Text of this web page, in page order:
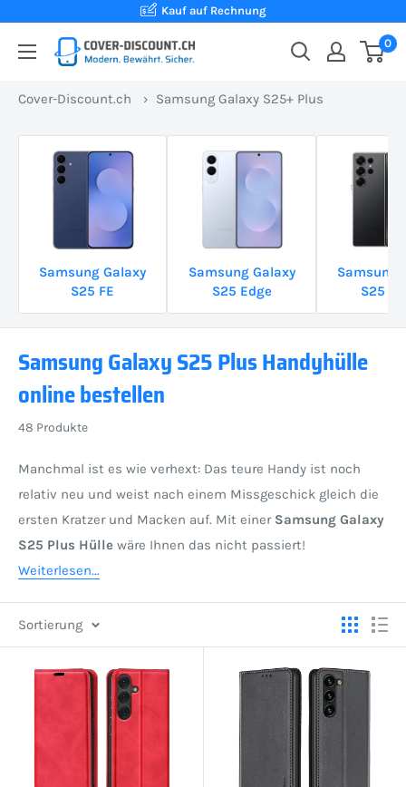
Inhalt
Kauf auf Rechnung
Cover-
Ihr
aus
der
Schweiz
Schutzhüllen
zum
Preis
0
Cover-Discount.ch › Samsung Galaxy S25+ Plus
Samsung Galaxy
S25 FE
Samsung Galaxy
S25 Edge
Samsung
S25
Samsung Galaxy S25 Plus Handyhülle
online bestellen
48 Produkte
Manchmal ist es wie verhext: Das teure Handy ist noch
relativ neu und weist nach einem Missgeschick gleich die
ersten Kratzer und Macken auf. Mit einer Samsung Galaxy
S25 Plus Hülle wäre Ihnen das nicht passiert!
Weiterlesen...
Sortierung